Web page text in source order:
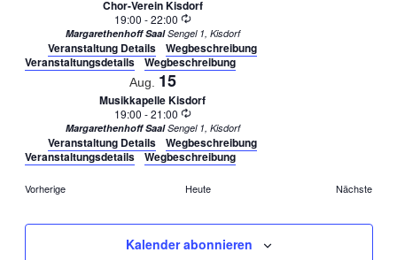
Chor-Verein Kisdorf
19:00 -22:00 Wiederholung
Margarethenhoff Saal Sengel 1, Kisdorf
Veranstaltung Details
Wegbeschreibung
Veranstaltungsdetails
Wegbeschreibung
Aug. 15
Musikkapelle Kisdorf
19:00 -21:00 Wiederholung
Margarethenhoff Saal Sengel 1, Kisdorf
Veranstaltung Details
Wegbeschreibung
Veranstaltungsdetails
Wegbeschreibung
VorherigeVeranstaltungen Heute Nächste
Kalender abonnieren